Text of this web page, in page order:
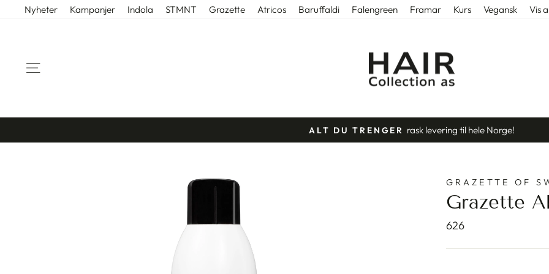
Nyheter Kampanjer Indola STMNT Grazette Atricos Baruffaldi Falengreen Framar Kurs Vegansk Vis
Stopp
ALT DU TRENGER rask levering til hele Norge!
GRAZETTE OF
Grazette
626